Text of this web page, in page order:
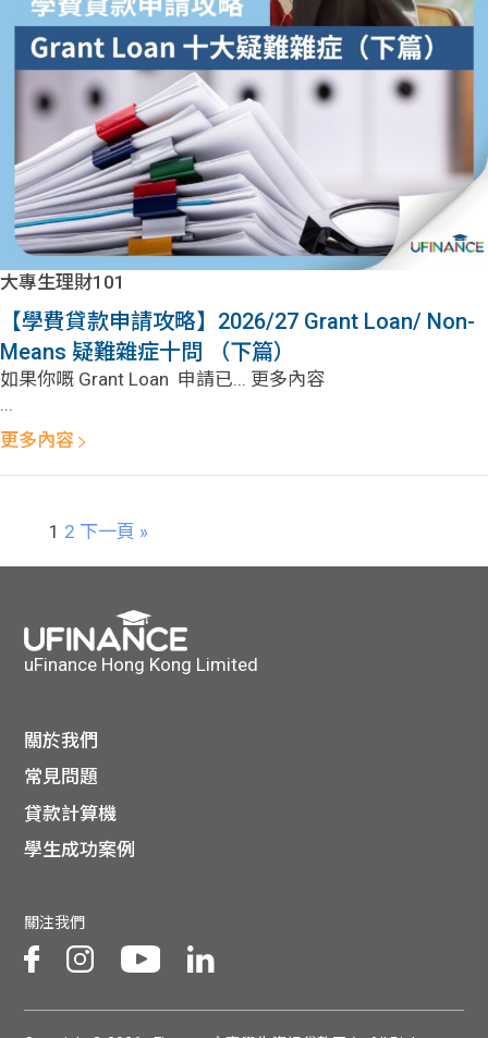
大專生理財101
【學費貸款申請攻略】2026/27 Grant Loan/ Non-
Means 疑難雜症十問 （下篇）
如果你嘅 Grant Loan 申請已... 更多內容
...
更多內容
1 2 下一頁 »
uFinance Hong Kong Limited
關於我們
常見問題
貸款計算機
學生成功案例
關注我們